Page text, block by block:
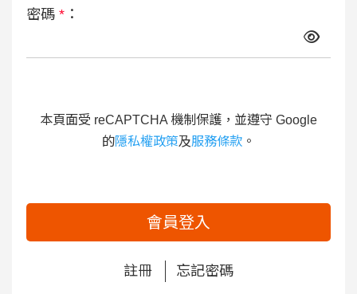
密碼 * ：
本頁面受 reCAPTCHA 機制保護，並遵守 Google
的隱私權政策及服務條款 。
會員登入
註冊 忘記密碼